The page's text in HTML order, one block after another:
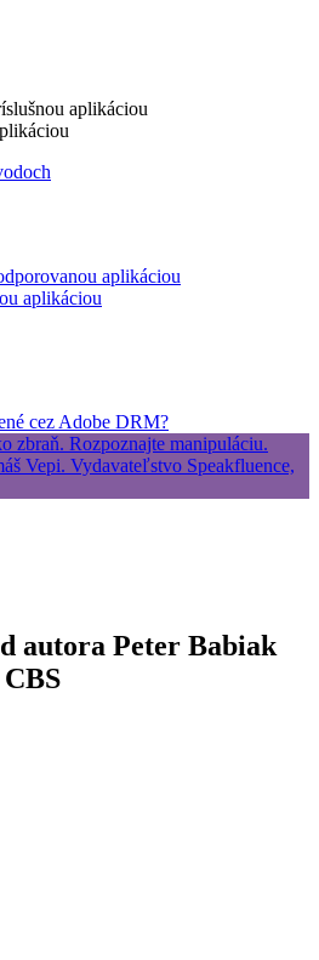
aplikáciou
aplikáciou
aplikáciou
cez Adobe DRM?
autora Peter Babiak